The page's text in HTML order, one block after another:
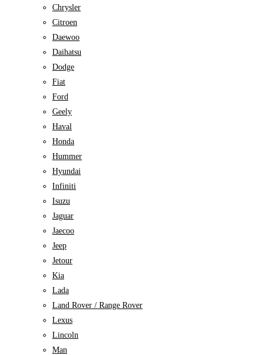
Chrysler
Citroen
Daewoo
Daihatsu
Dodge
Fiat
Ford
Geely
Haval
Honda
Hummer
Hyundai
Infiniti
Isuzu
Jaguar
Jaecoo
Jeep
Jetour
Kia
Lada
Land Rover / Range Rover
Lexus
Lincoln
Man